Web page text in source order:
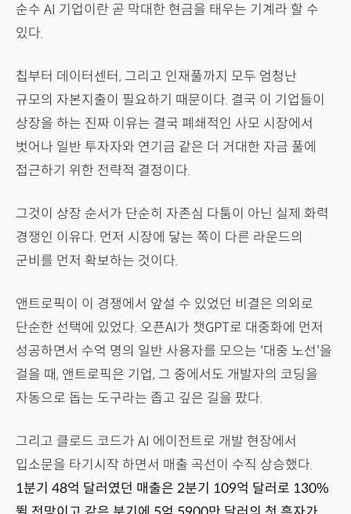
순수 AI 기업이란 곧 막대한 현금을 태우는 기계라 할 수
있다.
칩부터 데이터센터, 그리고 인재풀까지 모두 엄청난
규모의 자본지출이 필요하기 때문이다. 결국 이 기업들이
상장을 하는 진짜 이유는 결국 폐쇄적인 사모 시장에서
벗어나 일반 투자자와 연기금 같은 더 거대한 자금 풀에
접근하기 위한 전략적 결정이다.
그것이 상장 순서가 단순히 자존심 다툼이 아닌 실제 화력
경쟁인 이유다. 먼저 시장에 닿는 쪽이 다른 라운드의
군비를 먼저 확보하는 것이다.
앤트로픽이 이 경쟁에서 앞설 수 있었던 비결은 의외로
단순한 선택에 있었다. 오픈AI가 챗GPT로 대중화에 먼저
성공하면서 수억 명의 일반 사용자를 모으는 '대중 노선'을
걸을 때, 앤트로픽은 기업, 그 중에서도 개발자의 코딩을
자동으로 돕는 도구라는 좁고 깊은 길을 팠다.
그리고 클로드 코드가 AI 에이전트로 개발 현장에서
입소문을 타기시작 하면서 매출 곡선이 수직 상승했다.
1분기 48억 달러였던 매출은 2분기 109억 달러로 130%